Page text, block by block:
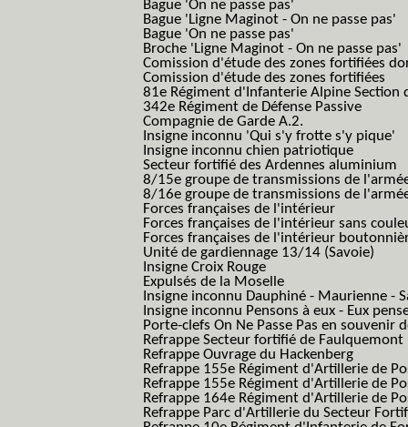
Bague 'On ne passe pas'
Bague 'Ligne Maginot - On ne passe pas'
Bague 'On ne passe pas'
Broche 'Ligne Maginot - On ne passe pas'
Comission d'étude des zones fortifiées
Comission d'étude des zones fortifiées
81e Régiment d'Infanterie Alpine Section
342e Régiment de Défense Passive
Compagnie de Garde A.2.
Insigne inconnu 'Qui s'y frotte s'y pique'
Insigne inconnu chien patriotique
Secteur fortifié des Ardennes aluminium
8/15e groupe de transmissions de
8/16e groupe de transmissions de
Forces françaises de l'intérieur
Forces françaises de l'intérieur sans
Forces françaises de l'intérieur
Unité de gardiennage 13/14 (Savoie)
Insigne Croix Rouge
Expulsés de la Moselle
Insigne inconnu Dauphiné - Maurienne -
Insigne inconnu Pensons à eux - Eux
Porte-clefs On Ne Passe Pas en souvenir
Refrappe Secteur fortifié de Faulquemont
Refrappe Ouvrage du Hackenberg
Refrappe 155e Régiment d'Artillerie de
Refrappe 155e Régiment d'Artillerie de
Refrappe 164e Régiment d'Artillerie de
Refrappe Parc d'Artillerie du Secteur